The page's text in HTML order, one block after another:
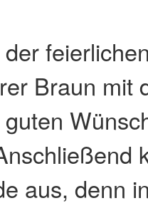
Braun mit
aus, denn